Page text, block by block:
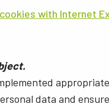
with Internet
data and